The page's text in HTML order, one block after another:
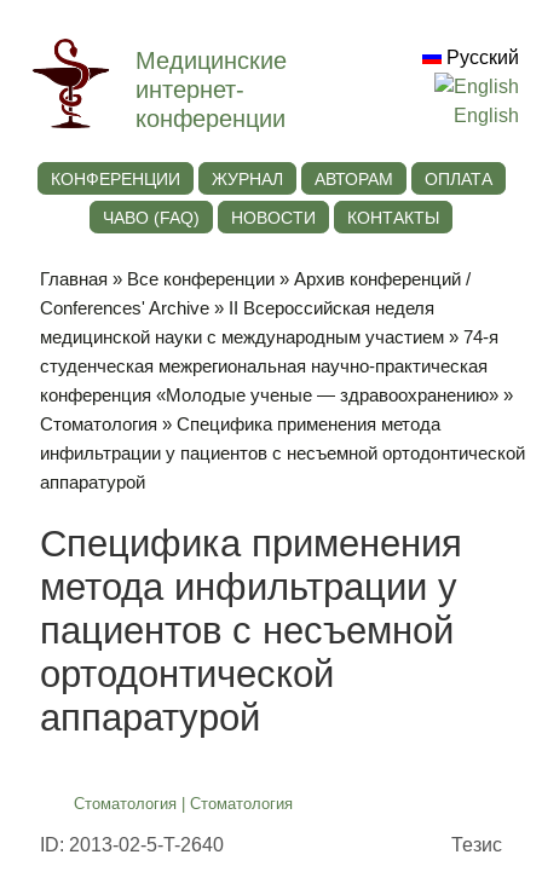
Медицинские
интернет-
конференции
Русский
English
КОНФЕРЕНЦИИ ЖУРНАЛ АВТОРАМ
ОПЛАТА
ЧАВО (FAQ)
НОВОСТИ КОНТАКТЫ
Главная » Все конференции »Архив конференций /
Conferences' Archive » II Всероссийская неделя
медицинской науки с международным участием »74-я
студенческая межрегиональная научно-практическая
конференция «Молодые ученые — здравоохранению» »
Стоматология » Специфика применения метода
инфильтрации у пациентов с несъемной ортодонтической
аппаратурой
Специфика применения
метода инфильтрации у
пациентов с несъемной
ортодонтической
аппаратурой
Стоматология |Стоматология
ID: 2013-02-5-T-2640
Тезис